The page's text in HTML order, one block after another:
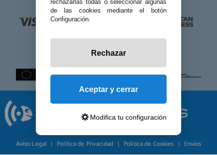
Aviso Legal
Política de Privacidad Política de Cookies Envíos
rechazarlas todas o seleccionar algunas
de las cookies mediante el botón
Configuración.
Rechazar
Aceptar y cerrar
Modifica tu configuración